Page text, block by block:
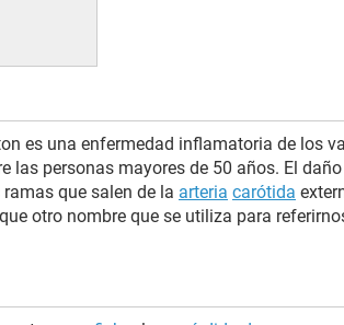
es una enfermedad inflamatoria de los
las personas mayores de 50 años. El
que salen de la arteria carótida
otro nombre que se utiliza para